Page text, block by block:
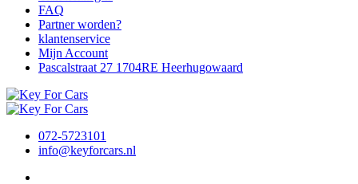
FAQ
Partner worden?
klantenservice
Mijn Account
Pascalstraat 27 1704RE Heerhugowaard
072-5723101
info@keyforcars.nl